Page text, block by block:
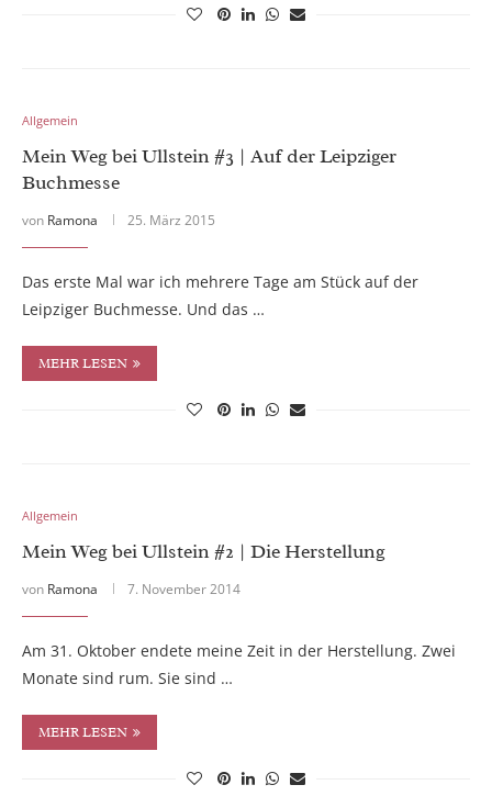
Allgemein
Mein Weg bei Ullstein #3 | Auf der Leipziger
Buchmesse
von Ramona 25. März 2015
Das erste Mal war ich mehrere Tage am Stück auf der
Leipziger Buchmesse. Und das …
MEHR LESEN
Allgemein
Mein Weg bei Ullstein #2 | Die Herstellung
von Ramona 7. November 2014
Am 31. Oktober endete meine Zeit in der Herstellung. Zwei
Monate sind rum. Sie sind …
MEHR LESEN